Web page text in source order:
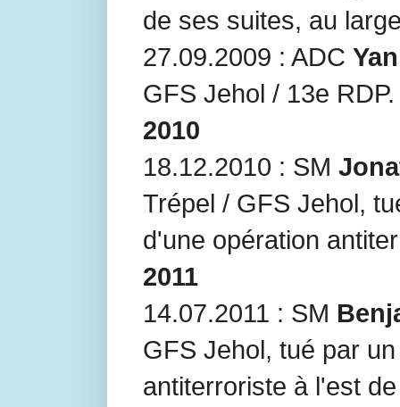
de ses suites, au
27.09.2009 : ADC
GFS Jehol / 13e RDP.
2010
18.12.2010 : SM
Trépel / GFS Jehol,
d'une opération
2011
14.07.2011 : SM
GFS Jehol, tué par
antiterroriste à l'est